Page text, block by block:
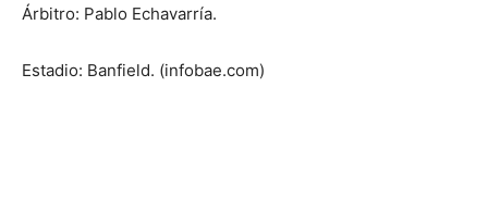
Árbitro: Pablo Echavarría.
Estadio: Banfield. (infobae.com)